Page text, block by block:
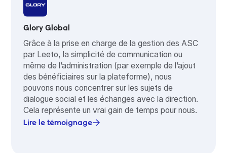
Glory Global
Grâce à la prise en charge de la gestion des ASC
par Leeto, la simplicité de communication ou
même de l’administration (par exemple de l’ajout
des bénéficiaires sur la plateforme), nous
pouvons nous concentrer sur les sujets de
dialogue social et les échanges avec la direction.
Cela représente un vrai gain de temps pour nous.
Lire le témoignage